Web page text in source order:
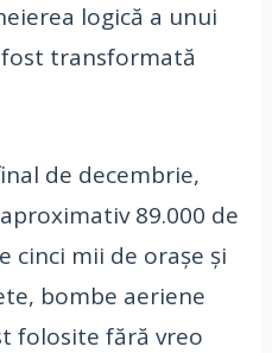
logică a unui
transformată
de decembrie,
89.000 de
cinci mii de orașe și
bombe aeriene
folosite fără vreo